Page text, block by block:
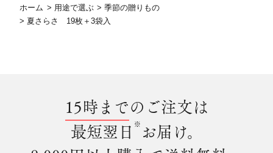
ホーム > 用途で選ぶ >季節の贈りもの
> 夏さらさ 19枚＋3袋入
15時までのご注文は
最短翌日 ※ お届け。